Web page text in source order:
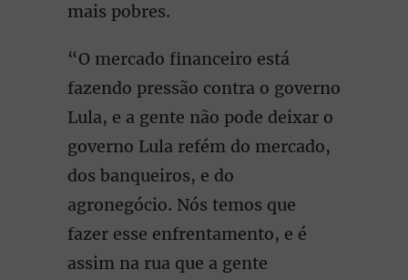
mais pobres.
“O mercado financeiro está
fazendo pressão contra o governo
Lula, e a gente não pode deixar o
governo Lula refém do mercado,
dos banqueiros, e do
agronegócio. Nós temos que
fazer esse enfrentamento, e é
assim na rua que a gente